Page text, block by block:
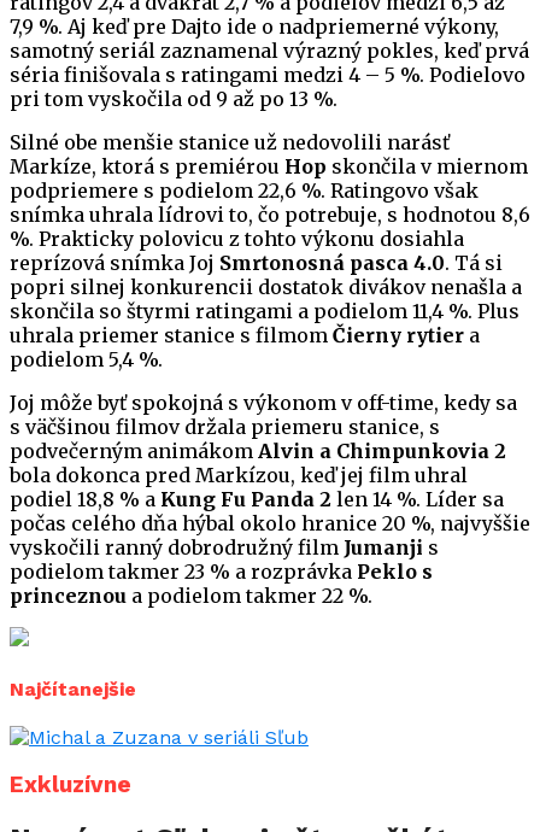
7,9 %. Aj keď pre Dajto ide o nadpriemerné výkony,
samotný seriál zaznamenal výrazný pokles, keď prvá
séria finišovala s ratingami medzi 4 – 5 %. Podielovo
pri tom vyskočila od 9 až po 13 %.
Silné obe menšie stanice už nedovolili narásť
Markíze, ktorá s premiérou Hop skončila v miernom
podpriemere s podielom 22,6 %. Ratingovo však
snímka uhrala lídrovi to, čo potrebuje, s hodnotou 8,6
%. Prakticky polovicu z tohto výkonu dosiahla
reprízová snímka Joj Smrtonosná pasca 4.0. Tá si
popri silnej konkurencii dostatok divákov nenašla a
skončila so štyrmi ratingami a podielom 11,4 %. Plus
uhrala priemer stanice s filmom Čierny rytier a
podielom 5,4 %.
Joj môže byť spokojná s výkonom v off-time, kedy sa
s väčšinou filmov držala priemeru stanice, s
podvečerným animákom Alvin a Chimpunkovia 2
bola dokonca pred Markízou, keď jej film uhral
podiel 18,8 % a Kung Fu Panda 2 len 14 %. Líder sa
počas celého dňa hýbal okolo hranice 20 %, najvyššie
vyskočili ranný dobrodružný film Jumanji s
podielom takmer 23 % a rozprávka Peklo s
princeznou a podielom takmer 22 %.
Najčítanejšie
Exkluzívne